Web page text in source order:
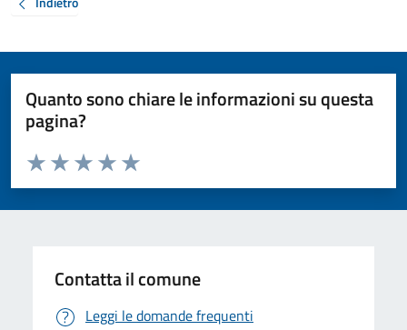
Quanto sono chiare le informazioni su questa
pagina?
Valuta da 1 a 5 stelle la pagina
Valuta 5 stelle su 5
Valuta 4 stelle su 5
Valuta 3 stelle su 5
Valuta 2 stelle su 5
Valuta 1 stelle su 5
Contatta il comune
Leggi le domande frequenti